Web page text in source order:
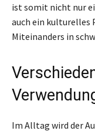
ist somit nicht nur
auch ein kulturelles
Miteinanders in
Im Alltag wird der